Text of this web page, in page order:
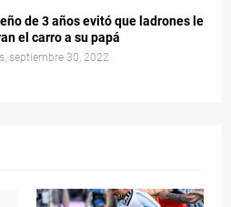
de 3 años evitó que ladrones le
el carro a su papá
septiembre 30, 2022